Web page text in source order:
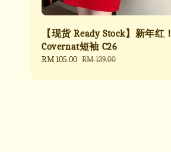
【现货 Ready Stock】新年红！
Covernat短袖 C26
Sale
RM 105.00 Regular
RM 139.00